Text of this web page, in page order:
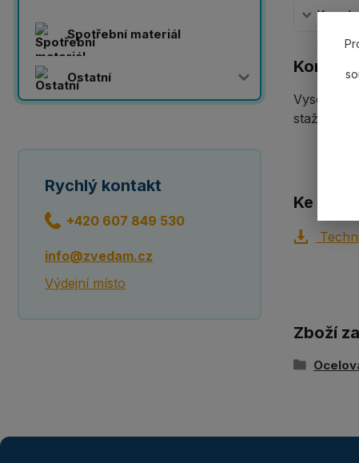
Spotřební materiál
Ostatní
Rychlý kontakt
+420 607 849 530
info@zvedam.cz
Výdejní místo
stažení".
Ke
Zboží